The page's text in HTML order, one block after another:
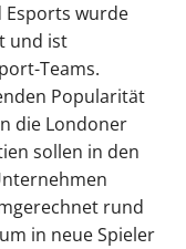
Esports wurde
und ist
Teams.
Popularität
die Londoner
sollen in den
rund
in neue Spieler